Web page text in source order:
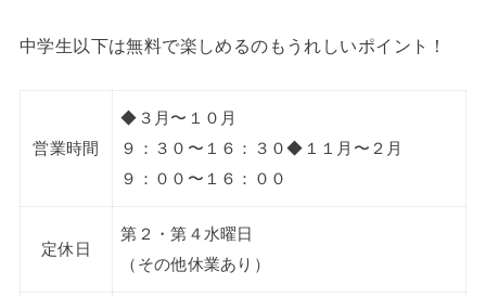
中学生以下は無料で楽しめるのもうれしいポイント！
営業時間
◆３月〜１０月
９：３０〜１６：３０◆１１月〜２月
９：００〜１６：００
定休日
第２・第４水曜日
（その他休業あり）